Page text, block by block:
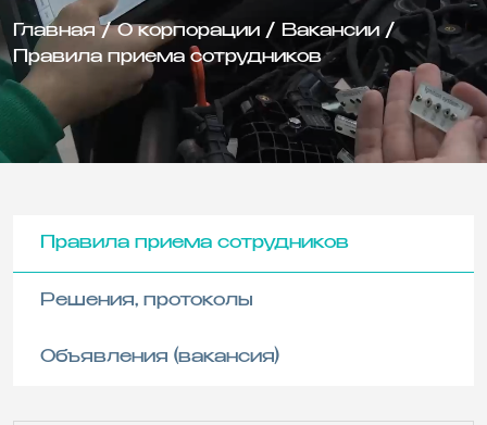
Главная /О корпорации / Вакансии/
Правила приема сотрудников
Правила приема сотрудников
Решения, протоколы
Объявления (вакансия)